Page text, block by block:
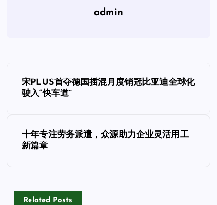
admin
文
章
航
宋PLUS首夺德国插混月度销冠比亚迪全球化
驶入“快车道”
十年专注劳务派遣，众源助力企业灵活用工
新篇章
Related Posts